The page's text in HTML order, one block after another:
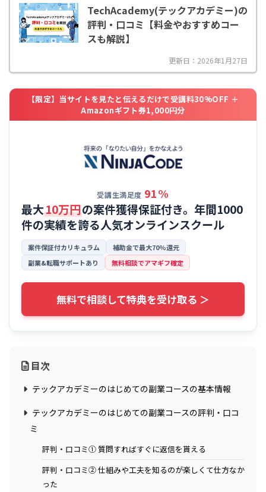
TechAcademy(テックアカデミー)の
評判・口コミ【料金やおすすめコー
スも解説】
更新日：2026年1月27日
【限定】当サイトを見たと伝えるだけで受講料30%OFF ＋
Amazonギフト券1,000円分
受講生満足度 91%
最大10万円の案件獲得保証付き。年間1000
件の実績を誇る人気オンラインスクール
案件保証付カリキュラム
補助金で最大70%還元
副業&転職サポートあり
無料相談でアマギフ確定
無料で相談して特典を受け取る ＞
目次
テックアカデミーのはじめての副業コースの基本情報
テックアカデミーのはじめての副業コースの評判・口コ
ミ
評判・口コミ① 質問すればすぐに返信を貰える
評判・口コミ② 仕組みや工夫を知るのが楽しくて仕方なか
った